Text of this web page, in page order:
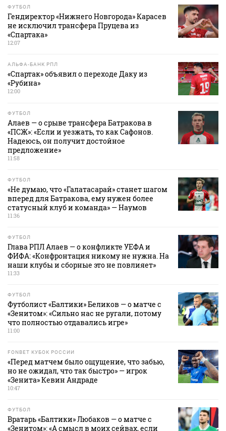
ФУТБОЛ
Гендиректор «Нижнего Новгорода» Карасев
не исключил трансфера Пруцева из
«Спартака»
12:07
АЛЬФА-БАНК РПЛ
«Спартак» объявил о переходе Даку из
«Рубина»
12:00
ФУТБОЛ
Алаев — о срыве трансфера Батракова в
«ПСЖ»: «Если и уезжать, то как Сафонов.
Надеюсь, он получит достойное
предложение»
11:58
ФУТБОЛ
«Не думаю, что «Галатасарай» станет шагом
вперед для Батракова, ему нужен более
статусный клуб и команда» — Наумов
11:36
ФУТБОЛ
Глава РПЛ Алаев — о конфликте УЕФА и
ФИФА: «Конфронтация никому не нужна. На
наши клубы и сборные это не повлияет»
11:33
ФУТБОЛ
Футболист «Балтики» Беликов — о матче с
«Зенитом»: «Сильно нас не ругали, потому
что полностью отдавались игре»
11:00
FONBET КУБОК РОССИИ
«Перед матчем было ощущение, что забью,
но не ожидал, что так быстро» — игрок
«Зенита» Кевин Андраде
10:47
ФУТБОЛ
Вратарь «Балтики» Любаков — о матче с
«Зенитом»: «А смысл в моих сейвах, если